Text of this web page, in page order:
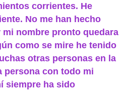
corrientes. He
No me han hecho
nombre pronto quedara
como se mire he tenido
otras personas en la
persona con todo mi
siempre ha sido